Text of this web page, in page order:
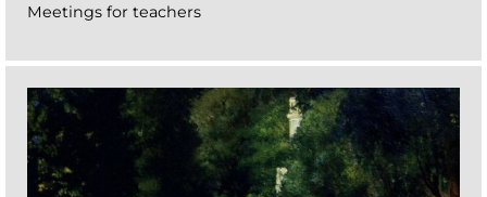
Meetings for teachers